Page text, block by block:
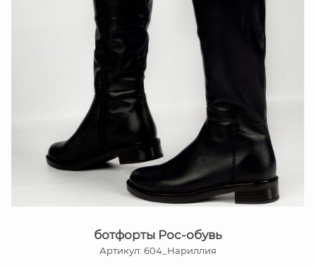
ботфорты Рос-обувь
Артикул: 604_Нариллия